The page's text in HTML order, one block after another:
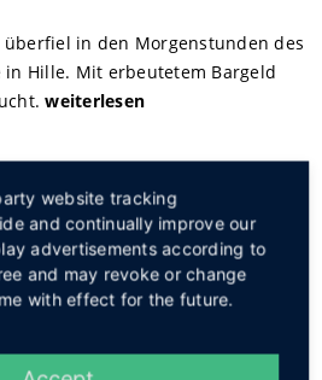
in den Morgenstunden des
in Hille. Mit erbeutetem Bargeld
weiterlesen
website tracking
and continually improve our
advertisements according to
and may revoke or change
with effect for the future.